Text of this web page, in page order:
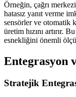
Örneğin, çağrı
hatasız yanıt verme
sensörler ve otomatik
üretim hızını artırır.
esnekliğini önemli
Entegrasyon
Stratejik